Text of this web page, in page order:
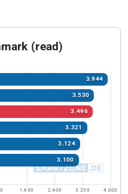
(read)
3.944
3.530
3.496
3.321
3.124
3.100
1.600 2.400 3.200 4.000